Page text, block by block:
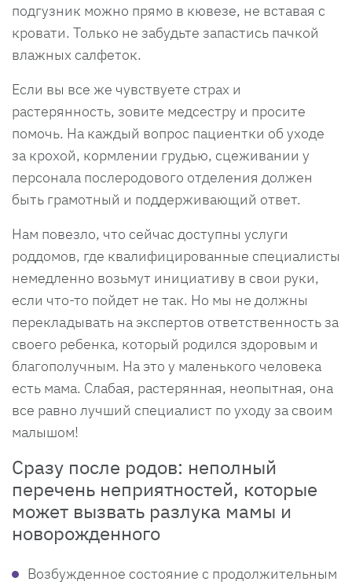
подгузник можно прямо в кювезе, не вставая с
кровати. Только не забудьте запастись пачкой
влажных салфеток.
Если вы все же чувствуете страх и
растерянность, зовите медсестру и просите
помочь. На каждый вопрос пациентки об уходе
за крохой, кормлении грудью, сцеживании у
персонала послеродового отделения должен
быть грамотный и поддерживающий ответ.
Нам повезло, что сейчас доступны услуги
роддомов, где квалифицированные специалисты
немедленно возьмут инициативу в свои руки,
если что-то пойдет не так. Но мы не должны
перекладывать на экспертов ответственность за
своего ребенка, который родился здоровым и
благополучным. На это у маленького человека
есть мама. Слабая, растерянная, неопытная, она
все равно лучший специалист по уходу за своим
малышом!
Сразу после родов: неполный
перечень неприятностей, которые
может вызвать разлука мамы и
новорожденного
Возбужденное состояние с продолжительным